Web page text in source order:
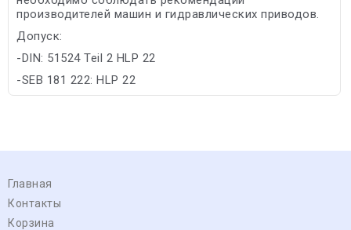
производителей машин и гидравлических приводов.
Допуск:
-DIN: 51524 Teil 2 HLP 22
-SEB 181 222: HLP 22
Главная
Контакты
Корзина